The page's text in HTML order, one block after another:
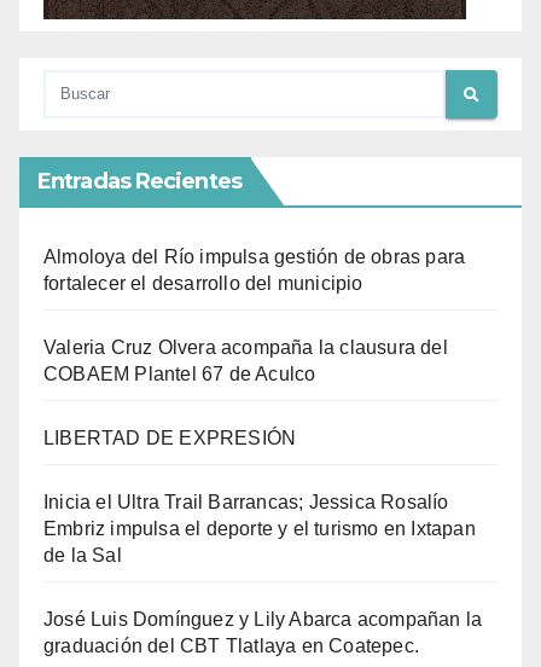
Entradas Recientes
Almoloya del Río impulsa gestión de obras para
fortalecer el desarrollo del municipio
Valeria Cruz Olvera acompaña la clausura del
COBAEM Plantel 67 de Aculco
LIBERTAD DE EXPRESIÓN
Inicia el Ultra Trail Barrancas; Jessica Rosalío
Embriz impulsa el deporte y el turismo en Ixtapan
de la Sal
José Luis Domínguez y Lily Abarca acompañan la
graduación del CBT Tlatlaya en Coatepec.